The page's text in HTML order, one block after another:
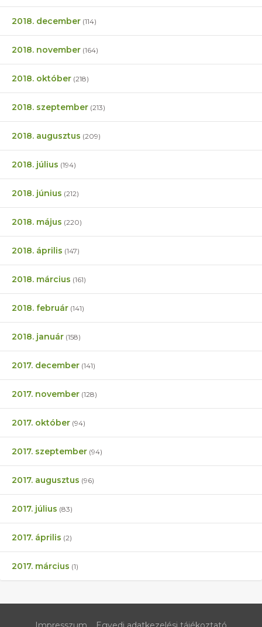
2018. december (114)
2018. november (164)
2018. október (218)
2018. szeptember (213)
2018. augusztus (209)
2018. július (194)
2018. június (212)
2018. május (220)
2018. április (147)
2018. március (161)
2018. február (141)
2018. január (158)
2017. december (141)
2017. november (128)
2017. október (94)
2017. szeptember (94)
2017. augusztus (96)
2017. július (83)
2017. április (2)
2017. március (1)